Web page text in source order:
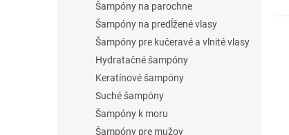
Šampóny na parochne
Šampóny na predĺžené vlasy
Šampóny pre kučeravé a vlnité vlasy
Hydratačné šampóny
Keratínové šampóny
Suché šampóny
Šampóny k moru
Šampóny pre mužov